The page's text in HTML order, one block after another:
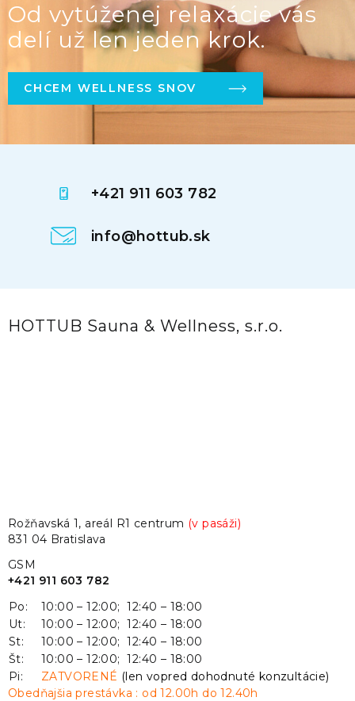
Od vytúženej relaxácie vás
delí už len jeden krok.
CHCEM WELLNESS SNOV
+421 911 603 782
info@hottub.sk
HOTTUB Sauna & Wellness, s.r.o.
Rožňavská 1, areál R1 centrum (v pasáži)
831 04 Bratislava
GSM
+421 911 603 782
Po:
10:00 – 12:00; 12:40 – 18:00
Ut:
10:00 – 12:00; 12:40 – 18:00
St:
10:00 – 12:00; 12:40 – 18:00
Št:
10:00 – 12:00; 12:40 – 18:00
Pi:
ZATVORENÉ (len vopred dohodnuté konzultácie)
Obedňajšia prestávka : od 12.00h do 12.40h